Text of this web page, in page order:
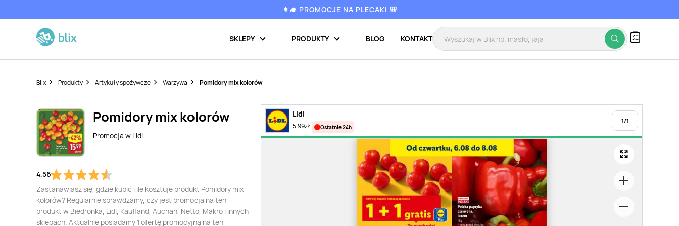
👩‍🎓 PROMOCJE NA PLECAKI 🎒
SKLEPY PRODUKTY BLOG KONTAKT
Blix Produkty Artykuły spożywcze Warzywa Pomidory mix kolorów
Pomidory mix kolorów
Promocja w Lidl
4,56
Zastanawiasz się, gdzie kupić i ile kosztuje produkt Pomidory mix
kolorów? Regularnie sprawdzamy, czy jest promocja na ten
produkt w Biedronka, Lidl, Kaufland, Auchan, Netto, Makro i innych
sklepach. Aktualnie posiadamy 1 ofertę promocyjną na ten
Lidl
5,99zł ostatnie 24h
1/1